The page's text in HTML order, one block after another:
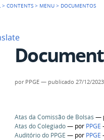
>CONTENTS > MENU > DOCUMENTOS
por PPGE — publicado 27/12/
Atas da Comissão de Bolsas —
Atas do Colegiado— por PPGE
Auditório do PPGE — por PPGE